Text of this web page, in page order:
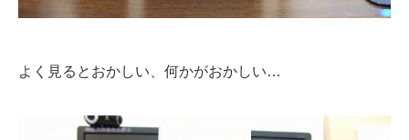
よく見るとおかしい、何かがおかしい…